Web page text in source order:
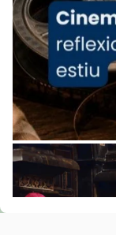
1 week ago
«Avui les
ajuden a
Mons. Sergi
presidit
Santes de
🔗
📸 J. Merino